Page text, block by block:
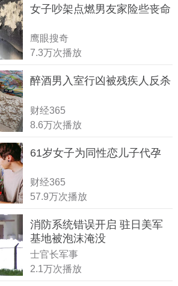
女子吵架点燃男友家险些丧命
鹰眼搜奇
7.3万次播放
醉酒男入室行凶被残疾人反杀
财经365
8.6万次播放
61岁女子为同性恋儿子代孕
财经365
57.9万次播放
消防系统错误开启 驻日美军
基地被泡沫淹没
士官长军事
2.1万次播放